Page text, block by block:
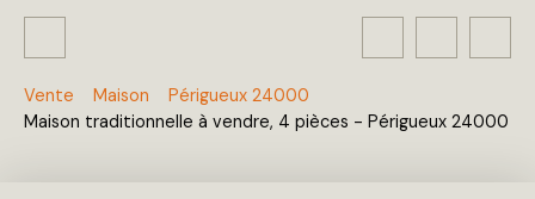
Vente Maison
Périgueux 24000
Maison traditionnelle à vendre, 4 pièces - Périgueux 24000